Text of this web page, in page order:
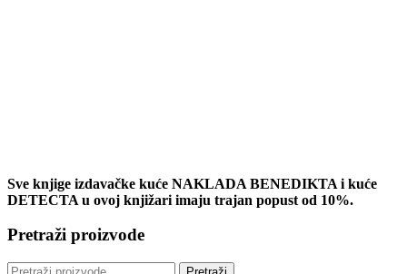
Sve knjige izdavačke kuće NAKLADA BENEDIKTA i kuće
DETECTA u ovoj knjižari imaju trajan popust od 10%.
Pretraži proizvode
Pretraži: